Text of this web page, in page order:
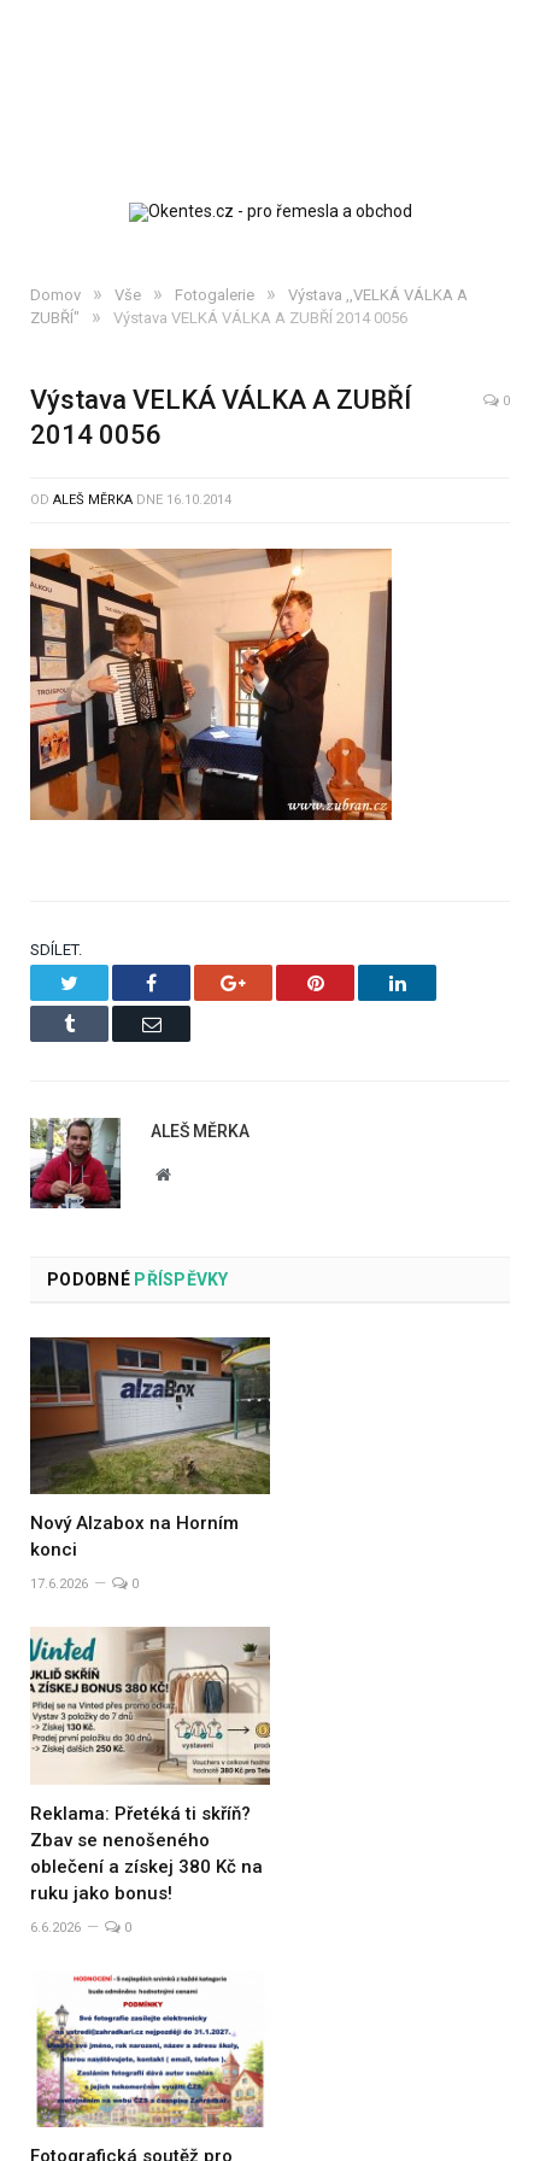
Domov » Vše » Fotogalerie »
Výstava ,,VELKÁ VÁLKA A
ZUBŘÍ"
» Výstava VELKÁ VÁLKA A ZUBŘÍ 2014 0056
Výstava VELKÁ VÁLKA A ZUBŘÍ
2014 0056
0
OD ALEŠ MĚRKA DNE 16.10.2014
SDÍLET.
Facebook Google+ Pinterest LinkedIn
Tumblr Email
ALEŠ MĚRKA
Website
PODOBNÉPŘÍSPĚVKY
Nový Alzabox na Horním
konci
17.6.2026 0
Reklama: Přetéká ti skříň?
Zbav se nenošeného
oblečení a získej 380 Kč na
ruku jako bonus!
6.6.2026 0
Fotografická soutěž pro